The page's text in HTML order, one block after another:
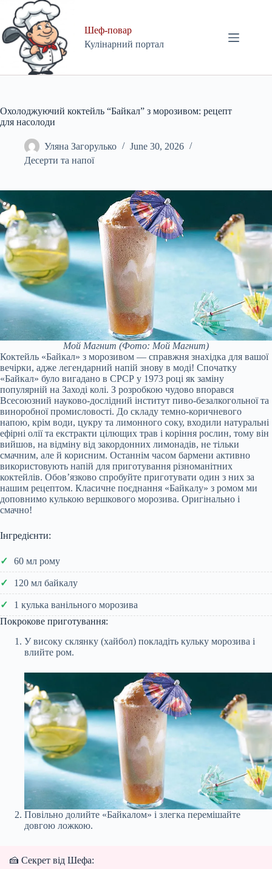
content
Шеф-повар
Кулінарний портал
Охолоджуючий коктейль “Байкал” з морозивом: рецепт
для насолоди
Уляна Загорулько
June 30, 2026
Десерти та напої
Мой Магнит (Фото: Мой Магнит)
Коктейль «Байкал» з морозивом — справжня знахідка для вашої
вечірки, адже легендарний напій знову в моді! Спочатку
«Байкал» було вигадано в СРСР у 1973 році як заміну
популярній на Заході колі. З розробкою чудово впорався
Всесоюзний науково-дослідний інститут пиво-безалкогольної та
виноробної промисловості. До складу темно-коричневого
напою, крім води, цукру та лимонного соку, входили натуральні
ефірні олії та екстракти цілющих трав і коріння рослин, тому він
вийшов, на відміну від закордонних лимонадів, не тільки
смачним, але й корисним. Останнім часом бармени активно
використовують напій для приготування різноманітних
коктейлів. Обов’язково спробуйте приготувати один з них за
нашим рецептом. Класичне поєднання «Байкалу» з ромом ми
доповнимо кулькою вершкового морозива. Оригінально і
смачно!
Інгредієнти:
60 мл рому
120 мл байкалу
1 кулька ванільного морозива
Покрокове приготування:
У високу склянку (хайбол) покладіть кульку морозива і
влийте ром.
Повільно долийте «Байкалом» і злегка перемішайте
довгою ложкою.
🍰 Секрет від Шефа: